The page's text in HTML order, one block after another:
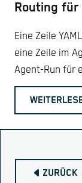
Routing für
Eine Zeile
eine Zeile im
Agent-Run für
ZURÜCK